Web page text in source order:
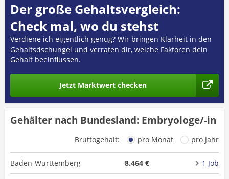
Der große Gehaltsvergleich:
Check mal, wo du stehst
Verdiene ich eigentlich genug? Wir bringen Klarheit in den
Gehaltsdschungel und verraten dir, welche Faktoren dein
Gehalt beeinflussen.
Jetzt Marktwert checken
Gehälter nach Bundesland: Embryologe/-in
Bruttogehalt: pro Monat pro Jahr
Baden-Württemberg 8.464 € 1 Job